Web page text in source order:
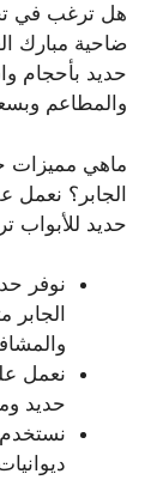
هل ترغب في
ضاحية مبارك
حديد بأحجام
والمطاعم
ماهي مميزات
الجابر؟ نعمل
حديد للأبواب
نوفر
نعمل
حديد